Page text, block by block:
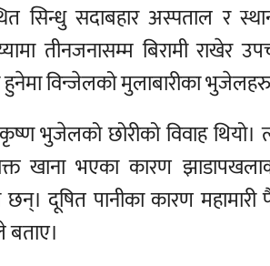
सिन्धु सदाबहार अस्पताल र
तीनजनासम्म बिरामी राखेर
हुनेमा विन्जेलको मुलाबारीका
भुजेलको छोरीको विवाह थियो।
खाना भएका कारण
दूषित पानीका कारण
बताए।